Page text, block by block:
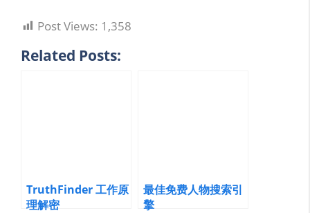
Post Views: 1,358
Related Posts:
TruthFinder 工作原
理解密
最佳免费人物搜索引
擎